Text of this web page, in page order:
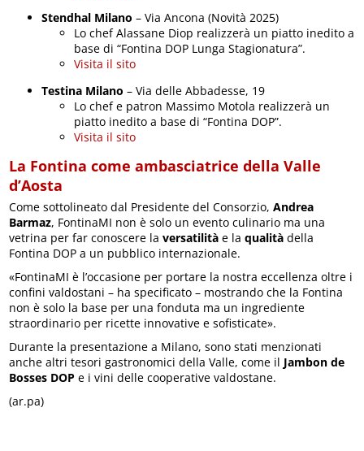
Stendhal Milano – Via Ancona (Novità 2025)
Lo chef Alassane Diop realizzerà un piatto inedito a
base di “Fontina DOP Lunga Stagionatura”.
Visita il sito
Testina Milano – Via delle Abbadesse, 19
Lo chef e patron Massimo Motola realizzerà un
piatto inedito a base di “Fontina DOP”.
Visita il sito
La Fontina come ambasciatrice della Valle
d’Aosta
Come sottolineato dal Presidente del Consorzio,Andrea
Barmaz, FontinaMI non è solo un evento culinario ma una
vetrina per far conoscere laversatilità e laqualità della
Fontina DOP a un pubblico internazionale.
«FontinaMI è l’occasione per portare la nostra eccellenza oltre i
confini valdostani – ha specificato – mostrando che la Fontina
non è solo la base per una fonduta ma un ingrediente
straordinario per ricette innovative e sofisticate».
Durante la presentazione a Milano, sono stati menzionati
anche altri tesori gastronomici della Valle, come il Jambon de
Bosses DOP e i vini delle cooperative valdostane.
(ar.pa)